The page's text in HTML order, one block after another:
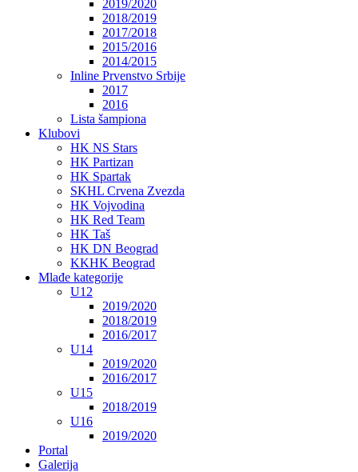
2019/2020
2018/2019
2017/2018
2015/2016
2014/2015
Inline Prvenstvo Srbije
2017
2016
Lista šampiona
Klubovi
HK NS Stars
HK Partizan
HK Spartak
SKHL Crvena Zvezda
HK Vojvodina
HK Red Team
HK Taš
HK DN Beograd
KKHK Beograd
Mlađe kategorije
U12
2019/2020
2018/2019
2016/2017
U14
2019/2020
2016/2017
U15
2018/2019
U16
2019/2020
Portal
Galerija